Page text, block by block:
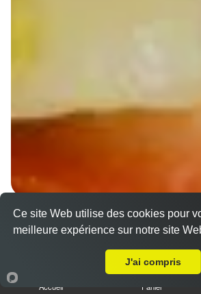
Wraps Chicken
8.50 €
Accueil Panier
Ce site Web utilise des cookies pour
meilleure expérience sur notre site
J'ai compris